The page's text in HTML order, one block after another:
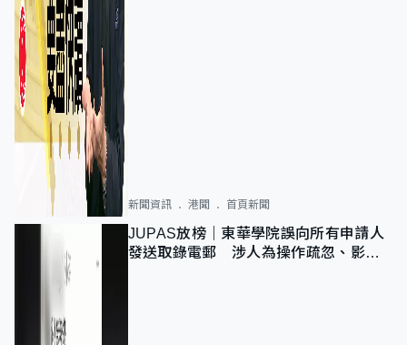
新聞資訊 港聞 首頁新聞
JUPAS放榜｜東華學院誤向所有申請人
發送取錄電郵 涉人為操作疏忽、影響